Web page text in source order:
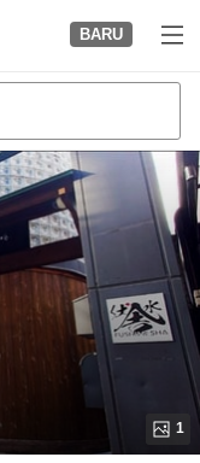
BARU
1